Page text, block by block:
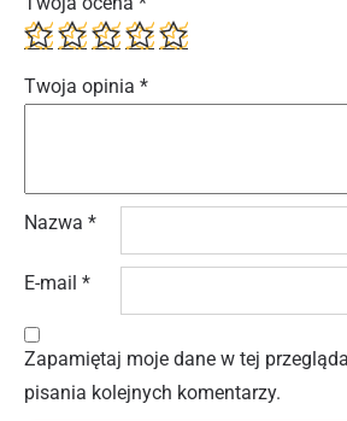
Twoja opinia *
Nazwa *
E-mail *
Zapamiętaj moje dane w tej
pisania kolejnych komentarzy.